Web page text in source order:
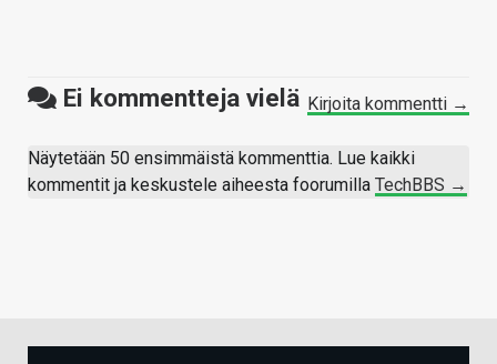
Ei kommentteja vielä Kirjoita kommentti →
Näytetään 50 ensimmäistä kommenttia. Lue kaikki
kommentit ja keskustele aiheesta foorumilla TechBBS →